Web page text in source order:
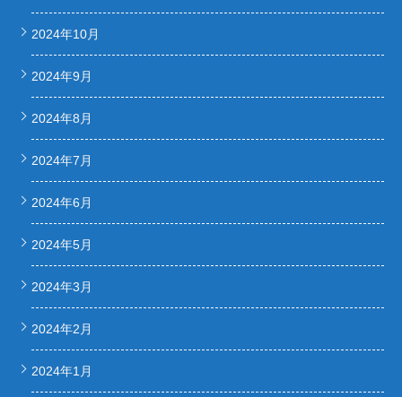
2024年10月
2024年9月
2024年8月
2024年7月
2024年6月
2024年5月
2024年3月
2024年2月
2024年1月